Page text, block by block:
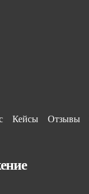
Кейсы Отзывы